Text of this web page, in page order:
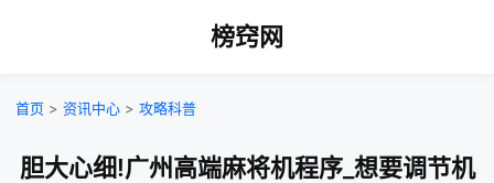
榜窍网
首页 > 资讯中心 > 攻略科普
胆大心细!广州高端麻将机程序_想要调节机